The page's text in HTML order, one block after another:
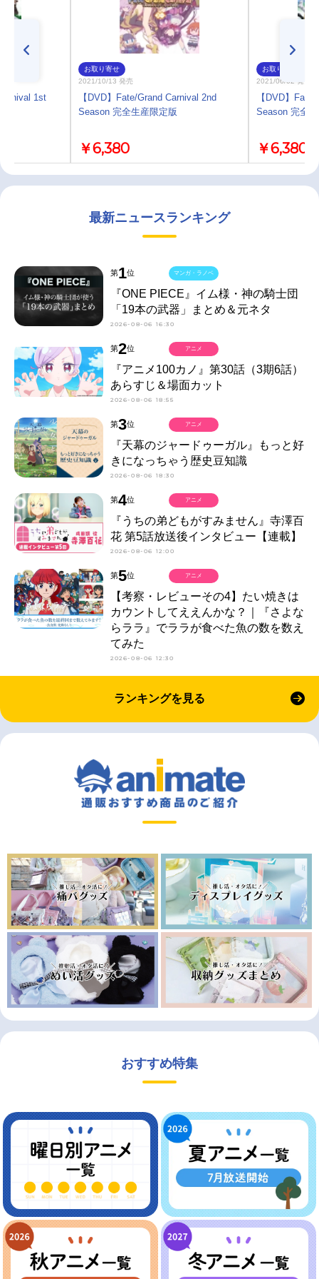
1st
お取り寄せ
2021/10/13 発売
【DVD】Fate/Grand Carnival 2nd
Season 完全生産限定版
￥6,380
お取り寄せ
2021/06/02 発売
【DVD】
Season 完全
￥6,380
最新ニュースランキング
第1位
『ONE PIECE』イム様・神の騎士団
「19本の武器」まとめ＆元ネタ
2026-08-06 16:30
マンガ・ラノベ
第2位
『アニメ100カノ』第30話（3期6話）
あらすじ＆場面カット
2026-08-06 18:55
アニメ
第3位
『天幕のジャードゥーガル』もっと好
きになっちゃう歴史豆知識
2026-08-06 18:30
アニメ
第4位
『うちの弟どもがすみません』寺澤百
花 第5話放送後インタビュー【連載】
2026-08-06 12:00
アニメ
第5位
【考察・レビューその4】たい焼きは
カウントしてええんかな？｜『さよな
らララ』でララが食べた魚の数を数え
てみた
2026-08-06 12:30
アニメ
ランキングを見る
おすすめ特集